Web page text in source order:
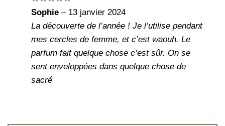
Note5sur
5
Sophie– 13 janvier 2024
La découverte de l’année ! Je l’utilise pendant
mes cercles de femme, et c’est waouh. Le
parfum fait quelque chose c’est sûr. On se
sent enveloppées dans quelque chose de
sacré